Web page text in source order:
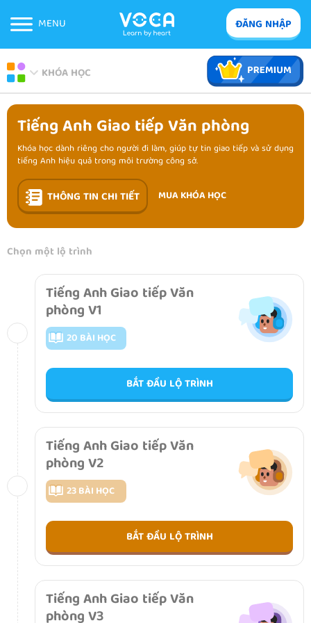
MENU ĐĂNG NHẬP
KHÓA HỌC
Tiếng Anh Giao tiếp Văn phòng
Khóa học dành riêng cho người đi làm, giúp tự tin giao tiếp và sử dụng
tiếng Anh hiệu quả trong môi trường công sở.
THÔNG TIN CHI TIẾT MUA KHÓA HỌC
Chọn một lộ trình
Tiếng Anh Giao tiếp Văn
phòng V1
20 BÀI HỌC
BẮT ĐẦU LỘ TRÌNH
Tiếng Anh Giao tiếp Văn
phòng V2
23 BÀI HỌC
BẮT ĐẦU LỘ TRÌNH
Tiếng Anh Giao tiếp Văn
phòng V3